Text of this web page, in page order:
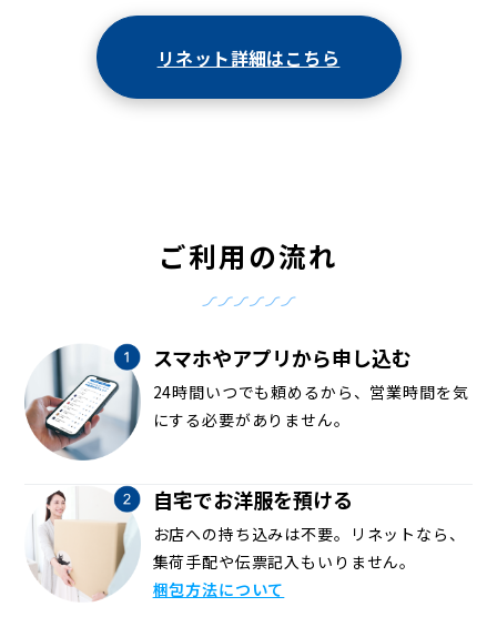
リネット詳細はこちら
ご利用の流れ
スマホやアプリから申し込む
24時間いつでも頼めるから、営業時間を気
にする必要がありません。
自宅でお洋服を預ける
お店への持ち込みは不要。リネットなら、
集荷手配や伝票記入もいりません。
梱包方法について